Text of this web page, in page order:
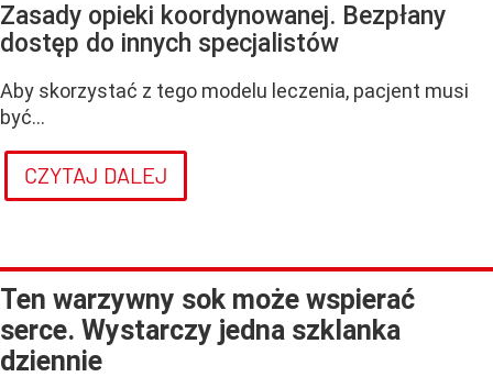
Zasady opieki koordynowanej. Bezpłany
dostęp do innych specjalistów
Aby skorzystać z tego modelu leczenia, pacjent musi
być...
CZYTAJ DALEJ
Ten warzywny sok może wspierać
serce. Wystarczy jedna szklanka
dziennie